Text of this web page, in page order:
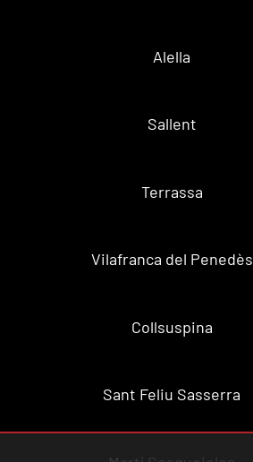
Alella
Sallent
Terrassa
Vilafranca del Penedès
Collsuspina
Sant Feliu Sasserra